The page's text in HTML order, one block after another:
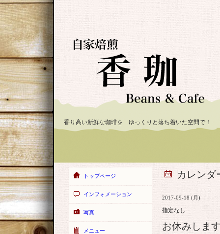
香り高い新鮮な珈琲を ゆっくりと落ち着いた空間で！
カレンダ
2017-09-18 (月)
指定なし
お休みしま
トップページ
インフォメーション
写真
メニュー